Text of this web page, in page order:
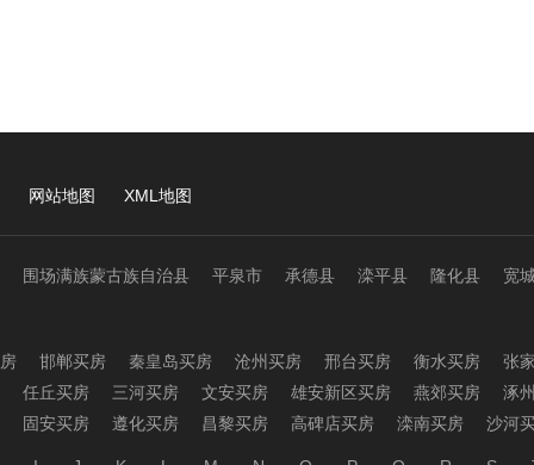
网站地图 XML地图
围场满族蒙古族自治县 平泉市 承德县 滦平县 隆化县 宽
邯郸买房 秦皇岛买房 沧州买房 邢台买房 衡水买房
张
任丘买房 三河买房 文安买房 雄安新区买房 燕郊买房
涿
固安买房 遵化买房 昌黎买房 高碑店买房 滦南买房 沙河